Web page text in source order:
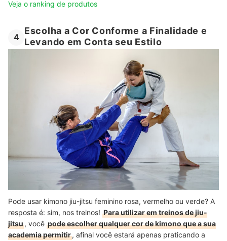
Veja o ranking de produtos
4
Escolha a Cor Conforme a Finalidade e
Levando em Conta seu Estilo
Pode usar kimono jiu-jitsu feminino rosa, vermelho ou verde? A
resposta é: sim, nos treinos! Para utilizar em treinos de jiu-
jitsu, você pode escolher qualquer cor de kimono que a sua
academia permitir, afinal você estará apenas praticando a